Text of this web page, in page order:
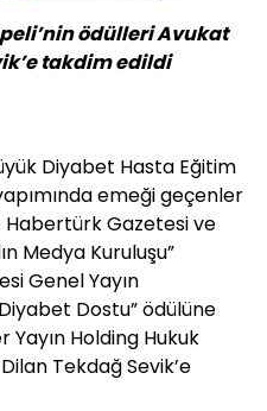
ödülleri Avukat
takdim edildi
Diyabet Hasta Eğitim
emeği geçenler
Habertürk Gazetesi ve
Medya Kuruluşu”
Genel Yayın
Dostu” ödülüne
Yayın Holding Hukuk
Tekdağ Sevik’e